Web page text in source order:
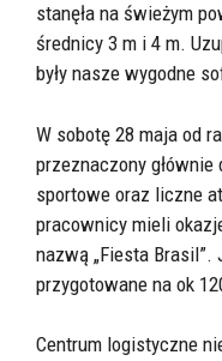
stanęła na świeżym
średnicy 3 m i 4 m.
były nasze wygodne
W sobotę 28 maja od
przeznaczony
sportowe oraz liczne
pracownicy mieli
nazwą „Fiesta Brasil”.
przygotowane na ok
Centrum logistyczne